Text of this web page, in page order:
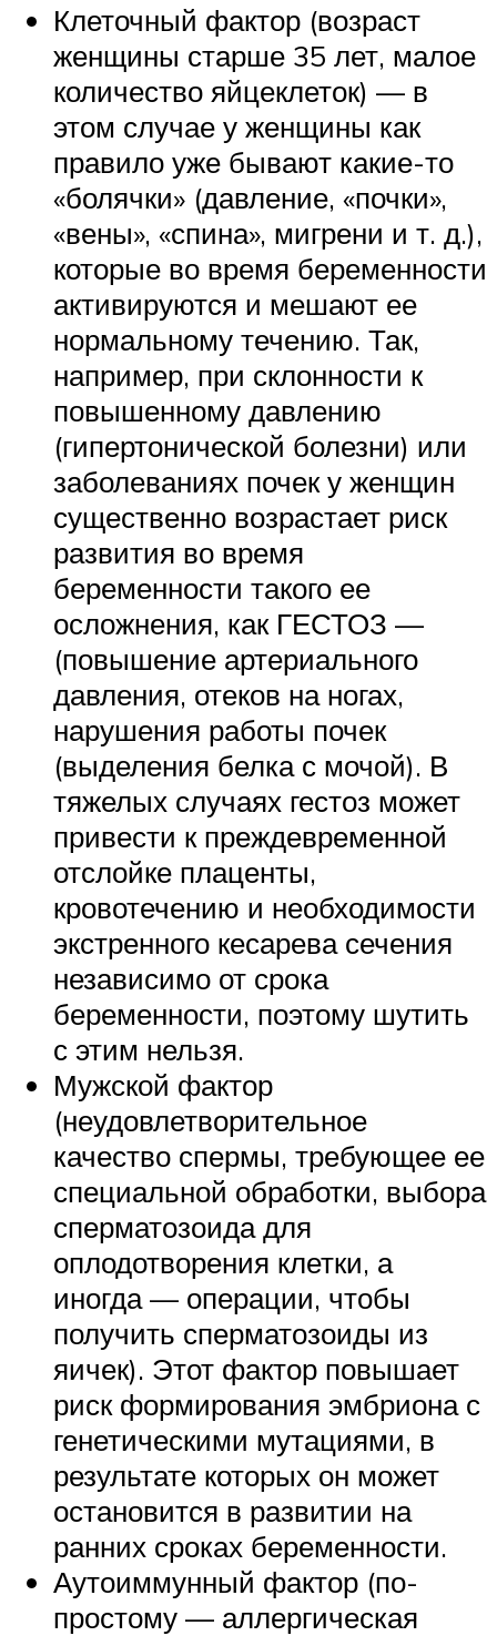
Клеточный фактор (возраст
женщины старше 35 лет, малое
количество яйцеклеток) — в
этом случае у женщины как
правило уже бывают какие-то
«болячки» (давление, «почки»,
«вены», «спина», мигрени и т. д.),
которые во время беременности
активируются и мешают ее
нормальному течению. Так,
например, при склонности к
повышенному давлению
(гипертонической болезни) или
заболеваниях почек у женщин
существенно возрастает риск
развития во время
беременности такого ее
осложнения, как ГЕСТОЗ —
(повышение артериального
давления, отеков на ногах,
нарушения работы почек
(выделения белка с мочой). В
тяжелых случаях гестоз может
привести к преждевременной
отслойке плаценты,
кровотечению и необходимости
экстренного кесарева сечения
независимо от срока
беременности, поэтому шутить
с этим нельзя.
Мужской фактор
(неудовлетворительное
качество спермы, требующее ее
специальной обработки, выбора
сперматозоида для
оплодотворения клетки, а
иногда — операции, чтобы
получить сперматозоиды из
яичек). Этот фактор повышает
риск формирования эмбриона с
генетическими мутациями, в
результате которых он может
остановится в развитии на
ранних сроках беременности.
Аутоиммунный фактор (по-
простому — аллергическая